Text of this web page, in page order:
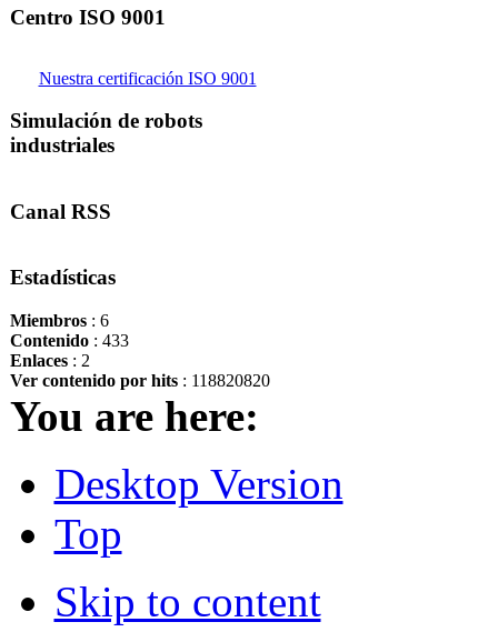
Centro ISO 9001
Nuestra certificación ISO 9001
Simulación de robots
industriales
Canal RSS
Estadísticas
Miembros: 6
Contenido: 433
Enlaces: 2
Ver contenido por hits: 118820820
You are here:
Desktop Version
Top
Skip to content